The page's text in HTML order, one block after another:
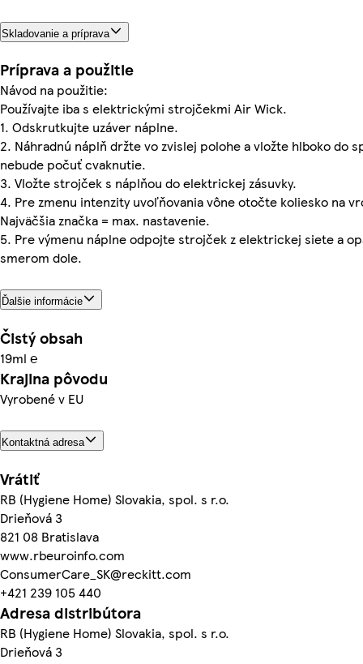
Skladovanie a príprava
Príprava a použitie
Návod na použitie:
Používajte iba s elektrickými strojčekmi Air Wick.
1. Odskrutkujte uzáver náplne.
2. Náhradnú náplň držte vo zvislej polohe a vložte hlboko do
nebude počuť cvaknutie.
3. Vložte strojček s náplňou do elektrickej zásuvky.
4. Pre zmenu intenzity uvoľňovania vône otočte koliesko na
Najväčšia značka = max. nastavenie.
5. Pre výmenu náplne odpojte strojček z elektrickej siete a
smerom dole.
Ďalšie informácie
Čistý obsah
19ml ℮
Krajina pôvodu
Vyrobené v EU
Kontaktná adresa
Vrátiť
RB (Hygiene Home) Slovakia, spol. s r.o.
Drieňová 3
821 08 Bratislava
www.rbeuroinfo.com
ConsumerCare_SK@reckitt.com
+421 239 105 440
Adresa distribútora
RB (Hygiene Home) Slovakia, spol. s r.o.
Drieňová 3